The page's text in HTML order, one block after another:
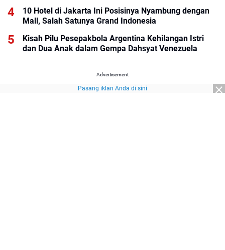
10 Hotel di Jakarta Ini Posisinya Nyambung dengan
Mall, Salah Satunya Grand Indonesia
Kisah Pilu Pesepakbola Argentina Kehilangan Istri
dan Dua Anak dalam Gempa Dahsyat Venezuela
Advertisement
Pasang iklan Anda di sini